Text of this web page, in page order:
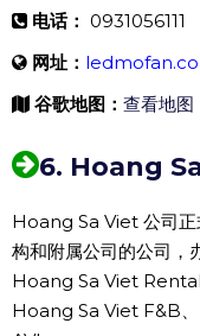
电话： 0931056111
网址：
谷歌地图： 查看地图
6. Hoang Sa
Hoang Sa Viet 公司正
构和附属公司的公司，
Hoang Sa Viet
Hoang Sa Viet F&B